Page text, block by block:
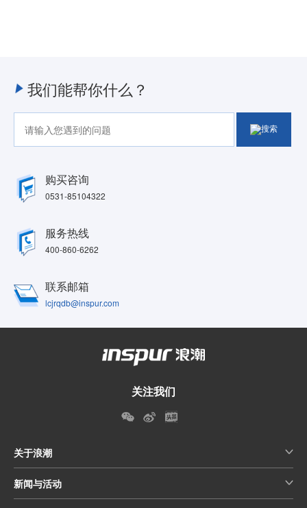
我们能帮你什么？
购买咨询
0531-85104322
服务热线
400-860-6262
联系邮箱
lcjrqdb@inspur.com
关注我们
关于浪潮
新闻与活动